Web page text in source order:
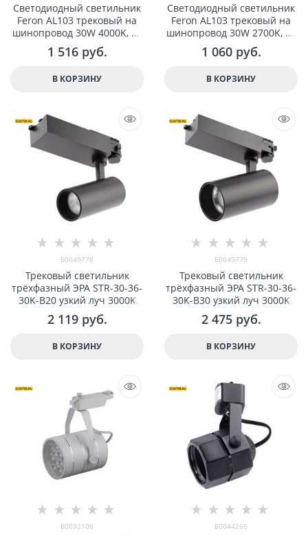
Светодиодный светильник
Feron AL103 трековый на
шинопровод 30W 4000K, 35
градусов, черный арт
29649
1 516 руб.
В КОРЗИНУ
Светодиодный светильник
Feron AL103 трековый на
шинопровод 30W 2700K, 35
градусов, черный арт
32518
1 060 руб.
В КОРЗИНУ
Б0049778
Трековый светильник
трёxфазный ЭРА SТR-30-36-
30K-B20 узкий луч 3000K
черный арт Б0049778
2 119 руб.
В КОРЗИНУ
Б0049779
Трековый светильник
трёxфазный ЭРА SТR-30-36-
30K-B30 узкий луч 3000K
черный арт Б0049779
2 475 руб.
В КОРЗИНУ
Б0032106 Б0044266